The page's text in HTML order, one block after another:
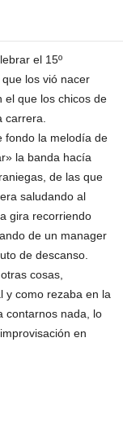
el 15º
los vió nacer
el que los chicos de
carrera.
fondo la melodía de
la banda hacía
de las que
saludando al
gira recorriendo
de un manager
de descanso.
cosas,
y como rezaba en la
contarnos nada, lo
en